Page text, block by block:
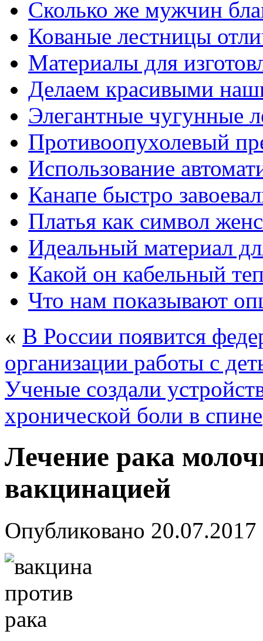
Сколько же мужчин
Кованые лестницы
Материалы для
Делаем красивыми
Элегантные чугунные
Противоопухолевый
Использование
Канапе быстро
Платья как символ
Идеальный материал
Какой он кабельный
Что нам показывают
« В России появится
организации работы с
Ученые создали
хронической боли в спине
Лечение рака
вакцинацией
Опубликовано 20.07.2017